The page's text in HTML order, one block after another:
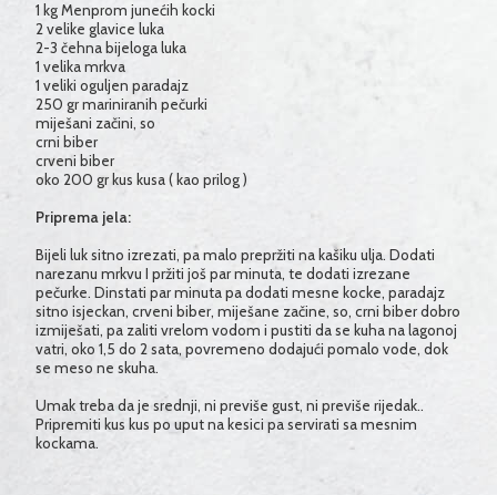
1 kg Menprom junećih kocki
2 velike glavice luka
2-3 čehna bijeloga luka
1 velika mrkva
1 veliki oguljen paradajz
250 gr mariniranih pečurki
miješani začini, so
crni biber
crveni biber
oko 200 gr kus kusa ( kao prilog )
Priprema jela:
Bijeli luk sitno izrezati, pa malo prepržiti na kašiku ulja. Dodati
narezanu mrkvu I pržiti još par minuta, te dodati izrezane
pečurke. Dinstati par minuta pa dodati mesne kocke, paradajz
sitno isjeckan, crveni biber, miješane začine, so, crni biber dobro
izmiješati, pa zaliti vrelom vodom i pustiti da se kuha na lagonoj
vatri, oko 1,5 do 2 sata, povremeno dodajući pomalo vode, dok
se meso ne skuha.
Umak treba da je srednji, ni previše gust, ni previše rijedak..
Pripremiti kus kus po uput na kesici pa servirati sa mesnim
kockama.